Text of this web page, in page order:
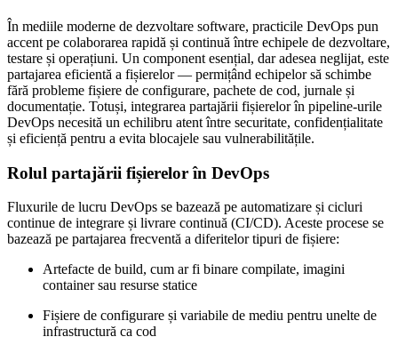
În mediile moderne de dezvoltare software, practicile DevOps pun
accent pe colaborarea rapidă și continuă între echipele de dezvoltare,
testare și operațiuni. Un component esențial, dar adesea neglijat, este
partajarea eficientă a fișierelor — permițând echipelor să schimbe
fără probleme fișiere de configurare, pachete de cod, jurnale și
documentație. Totuși, integrarea partajării fișierelor în pipeline-urile
DevOps necesită un echilibru atent între securitate, confidențialitate
și eficiență pentru a evita blocajele sau vulnerabilitățile.
Rolul partajării fișierelor în DevOps
Fluxurile de lucru DevOps se bazează pe automatizare și cicluri
continue de integrare și livrare continuă (CI/CD). Aceste procese se
bazează pe partajarea frecventă a diferitelor tipuri de fișiere:
Artefacte de build, cum ar fi binare compilate, imagini
container sau resurse statice
Fișiere de configurare și variabile de mediu pentru unelte de
infrastructură ca cod